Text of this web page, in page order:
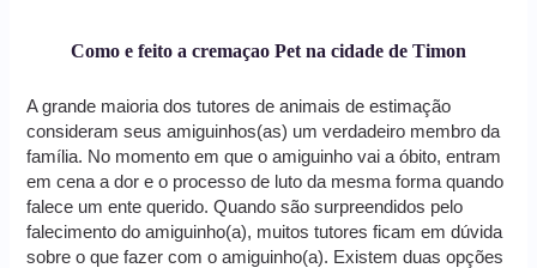
Como e feito a cremaçao Pet na cidade de Timon
A grande maioria dos tutores de animais de estimação
consideram seus amiguinhos(as) um verdadeiro membro da
família. No momento em que o amiguinho vai a óbito, entram
em cena a dor e o processo de luto da mesma forma quando
falece um ente querido. Quando são surpreendidos pelo
falecimento do amiguinho(a), muitos tutores ficam em dúvida
sobre o que fazer com o amiguinho(a). Existem duas opções